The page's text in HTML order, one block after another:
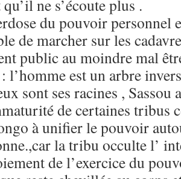
ne s’écoute plus .
du pouvoir personnel
de marcher sur les
public au moindre mal
l’homme est un arbre
sont ses racines ,
de certaines tribus
à unifier le pouvoir
la tribu occulte l’
de l’exercice du